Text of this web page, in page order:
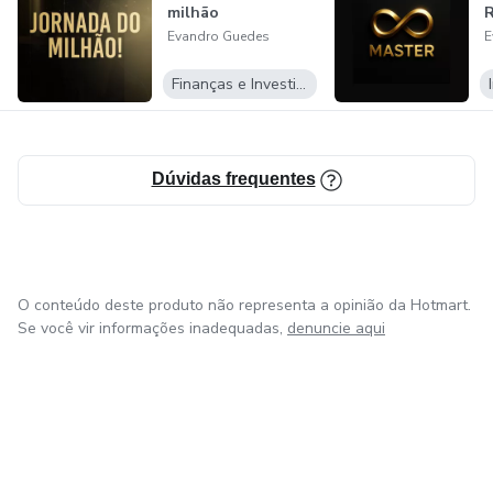
milhão
Evandro Guedes
Finanças e Investimentos
Dúvidas frequentes
O conteúdo deste produto não representa a opinião da Hotmart.
Se você vir informações inadequadas, denuncie aqui